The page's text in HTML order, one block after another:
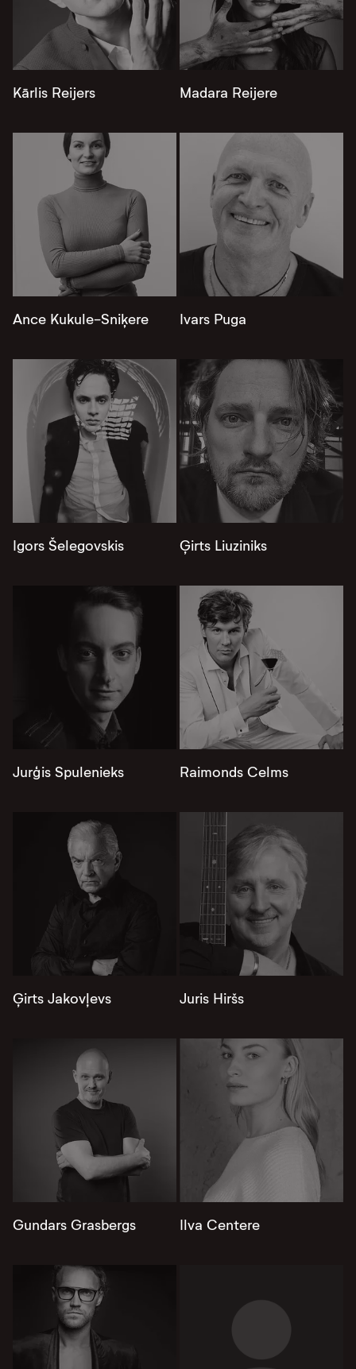
Kārlis Reijers Madara Reijere
Ance Kukule-Sniķere Ivars Puga
Igors Šelegovskis Ģirts Liuziniks
Jurģis Spulenieks Raimonds Celms
Ģirts Jakovļevs Juris Hiršs
Gundars Grasbergs Ilva Centere